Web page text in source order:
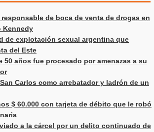
responsable de boca de venta de drogas en
Kennedy
de explotación sexual argentina que
del Este
50 años fue procesado por amenazas a su
Carlos como arrebatador y ladrón de un
$ 60.000 con tarjeta de débito que le robó
a la cárcel por un delito continuado de